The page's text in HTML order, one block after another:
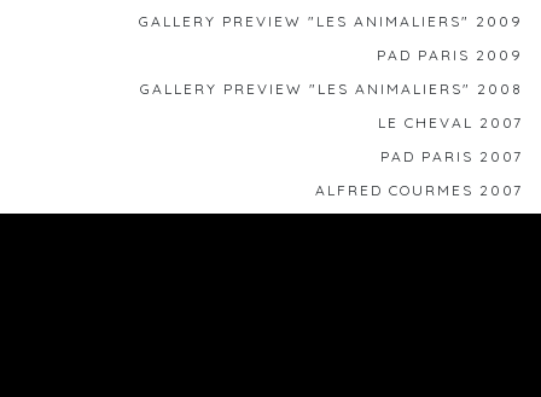
GALLERY PREVIEW "LES ANIMALIERS" 2009
PAD PARIS 2009
GALLERY PREVIEW "LES ANIMALIERS" 2008
LE CHEVAL 2007
PAD PARIS 2007
ALFRED COURMES 2007